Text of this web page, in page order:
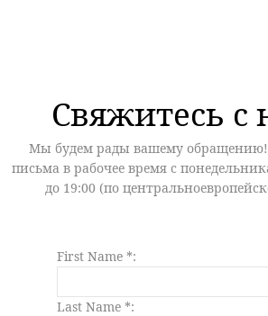
Свяжитесь с
Мы будем рады вашему обращению!
письма в рабочее время с
до 19:00 (по
First Name *:
Last Name *: